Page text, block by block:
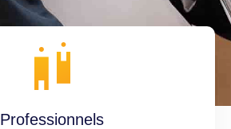
Professionnels